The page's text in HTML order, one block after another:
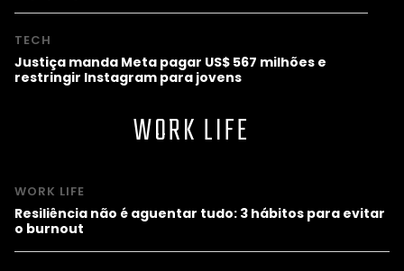
TECH
Justiça manda Meta pagar US$ 567 milhões e
restringir Instagram para jovens
WORK LIFE
WORK LIFE
Resiliência não é aguentar tudo: 3 hábitos para evitar
o burnout